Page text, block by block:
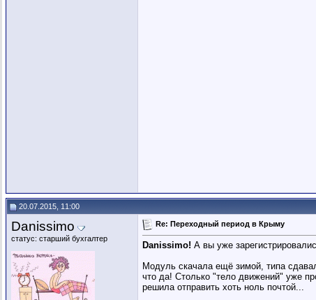
20.07.2015, 11:00
Danissimo
статус: старший бухгалтер
Re: Переходный период в Крыму
Danissimo! А вы уже
Модуль скачала ещё зимой, типа
что да! Столько "тело движений" уже
решила отправить хоть ноль почтой...